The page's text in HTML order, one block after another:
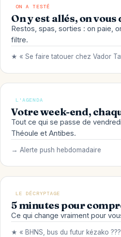
ON A TESTÉ
On y est allés, on
Restos, spas, sorties : on paie,
filtre.
★ « Se faire tatouer chez Vador
L'AGENDA
Votre week-end,
Tout ce qui se passe de
Théoule et Antibes.
→ Alerte push hebdomadaire
LE DÉCRYPTAGE
5 minutes pour
Ce qui change vraiment pour
★ « BHNS, bus du futur kézako